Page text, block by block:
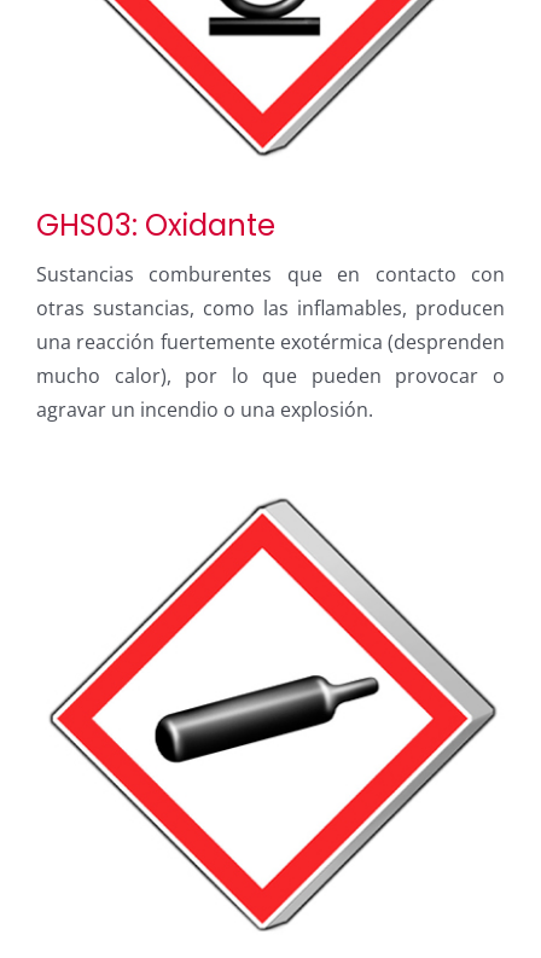
GHS03: Oxidante
Sustancias comburentes que en contacto con
otras sustancias, como las inflamables, producen
una reacción fuertemente exotérmica (desprenden
mucho calor), por lo que pueden provocar o
agravar un incendio o una explosión.